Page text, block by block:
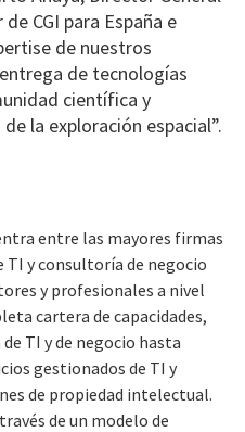
CGI para España e
de nuestros
de tecnologías
científica y
la exploración espacial”.
entre las mayores firmas
TI y consultoría de negocio
y profesionales a nivel
cartera de capacidades,
TI y de negocio hasta
gestionados de TI y
de propiedad intelectual.
de un modelo de